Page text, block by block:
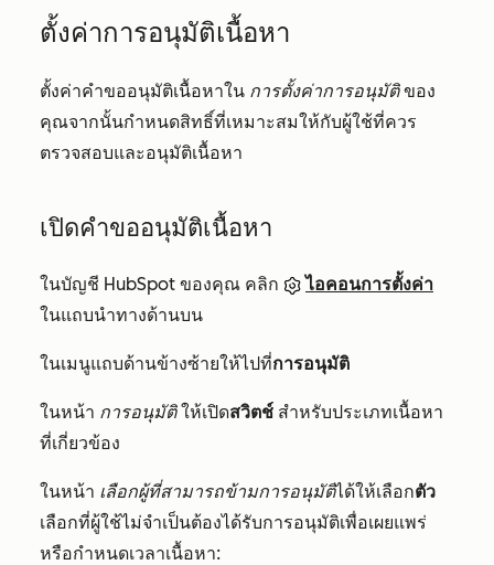
ตั้งค่าการอนุมัติเนื้อหา
ตั้งค่าคำขออนุมัติเนื้อหาใน การตั้งค่าการอนุมัติของ
คุณจากนั้นกำหนดสิทธิ์ที่เหมาะสมให้กับผู้ใช้ที่ควร
ตรวจสอบและอนุมัติเนื้อหา
เปิดคำขออนุมัติเนื้อหา
ในบัญชี HubSpot ของคุณ คลิก
ไอคอนการตั้งค่า
ในแถบนำทางด้านบน
ในเมนูแถบด้านข้างซ้ายให้ไปที่การอนุมัติ
ในหน้า การอนุมัติให้เปิดสวิตช์ สำหรับประเภทเนื้อหา
ที่เกี่ยวข้อง
ในหน้า เลือกผู้ที่สามารถข้ามการอนุมัติได้ให้เลือกตัว
เลือกที่ผู้ใช้ไม่จำเป็นต้องได้รับการอนุมัติเพื่อเผยแพร่
หรือกำหนดเวลาเนื้อหา: